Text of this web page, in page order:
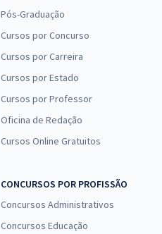
Pós-Graduação
Cursos por Concurso
Cursos por Carreira
Cursos por Estado
Cursos por Professor
Oficina de Redação
Cursos Online Gratuitos
CONCURSOS POR PROFISSÃO
Concursos Administrativos
Concursos Educação